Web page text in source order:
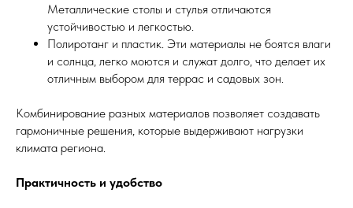
Металлические столы и стулья отличаются
устойчивостью и легкостью.
Полиротанг и пластик. Эти материалы не боятся влаги
и солнца, легко моются и служат долго, что делает их
отличным выбором для террас и садовых зон.
Комбинирование разных материалов позволяет создавать
гармоничные решения, которые выдерживают нагрузки
климата региона.
Практичность и удобство